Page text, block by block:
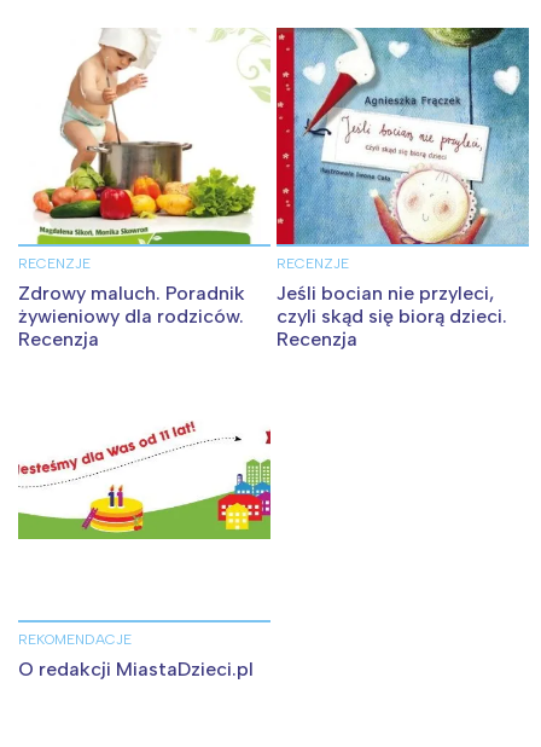
RECENZJE
Zdrowy maluch. Poradnik
żywieniowy dla rodziców.
Recenzja
RECENZJE
Jeśli bocian nie przyleci,
czyli skąd się biorą dzieci.
Recenzja
REKOMENDACJE
O redakcji MiastaDzieci.pl
Wybieram